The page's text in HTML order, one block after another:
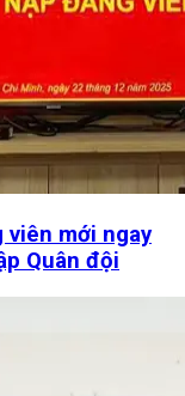
viên mới ngay
Quân đội